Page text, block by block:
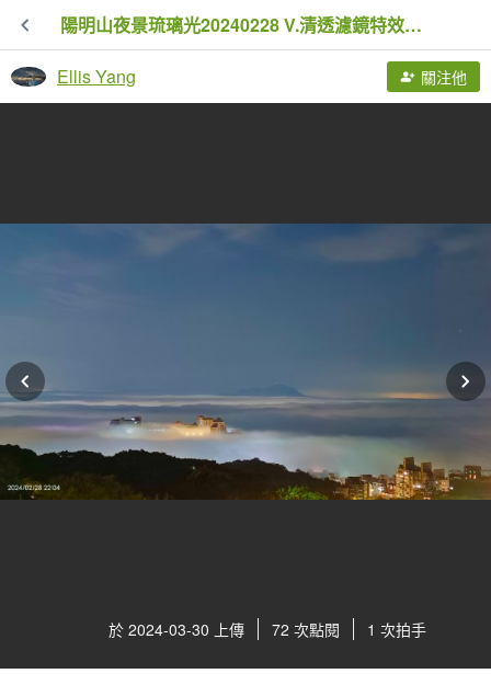
陽明山夜景琉璃光20240228 V.清透濾鏡特效修圖
Ellis Yang 關注他
於 2024-03-30 上傳 72 次點閱 1 次拍手